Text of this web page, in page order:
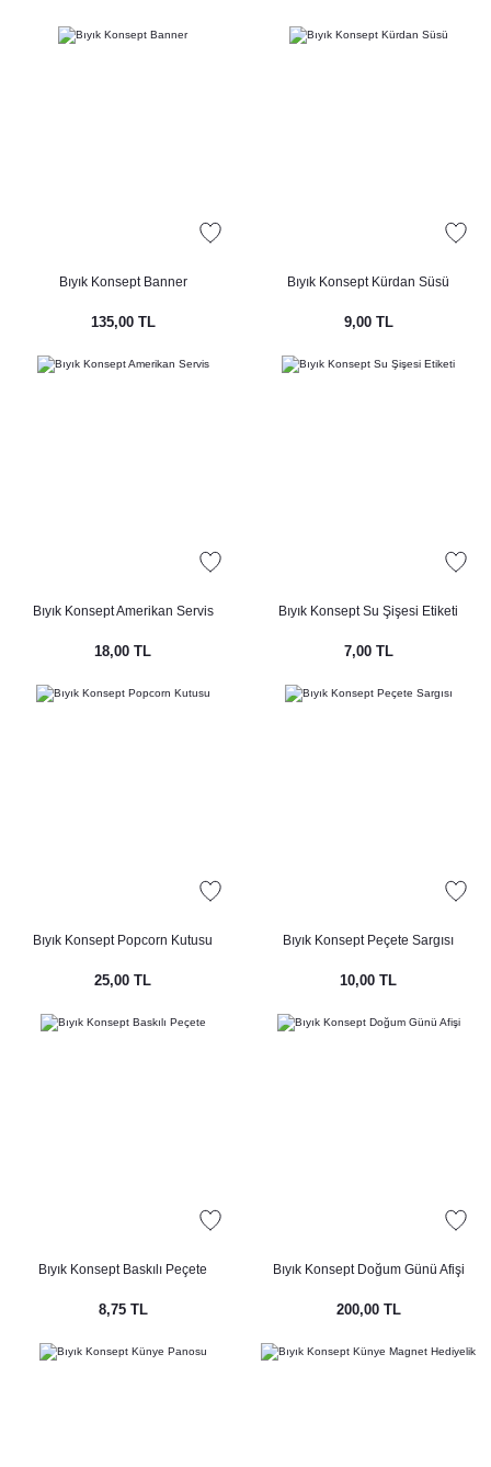
Bıyık Konsept Banner
135,00 TL
Bıyık Konsept Kürdan Süsü
9,00 TL
Bıyık Konsept Amerikan Servis
18,00 TL
Bıyık Konsept Su Şişesi Etiketi
7,00 TL
Bıyık Konsept Popcorn Kutusu
25,00 TL
Bıyık Konsept Peçete Sargısı
10,00 TL
Bıyık Konsept Baskılı Peçete
8,75 TL
Bıyık Konsept Doğum Günü Afişi
200,00 TL